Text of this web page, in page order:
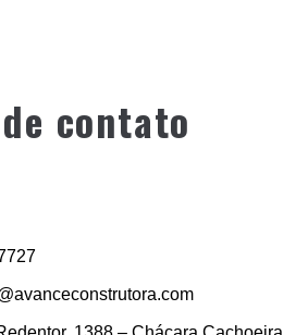
contato